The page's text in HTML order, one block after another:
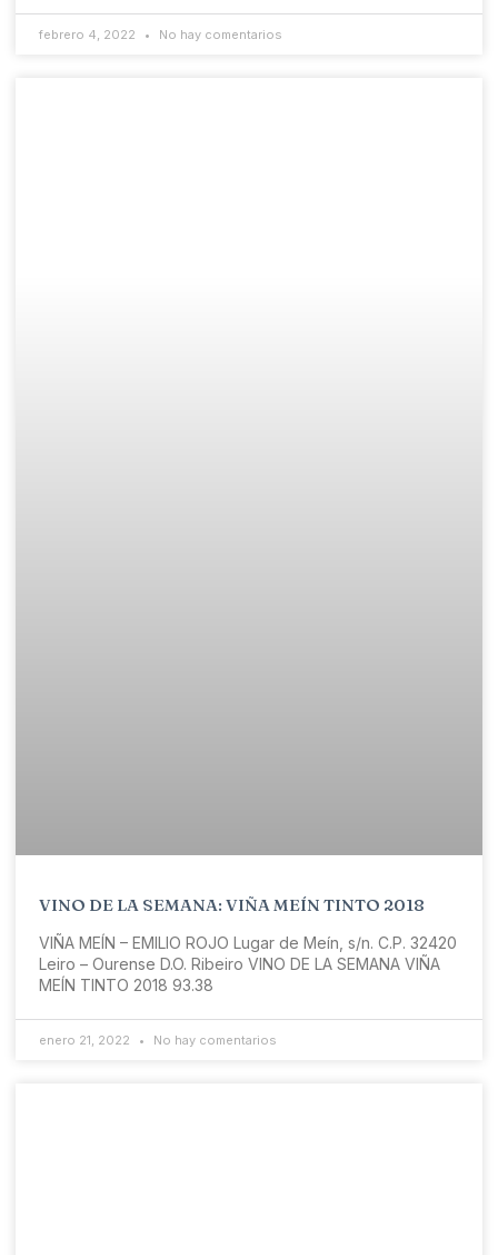
febrero 4, 2022 No hay comentarios
VINO DE LA SEMANA: VIÑA MEÍN TINTO 2018
VIÑA MEÍN – EMILIO ROJO Lugar de Meín, s/n. C.P. 32420
Leiro – Ourense D.O. Ribeiro VINO DE LA SEMANA VIÑA
MEÍN TINTO 2018 93.38
enero 21, 2022 No hay comentarios